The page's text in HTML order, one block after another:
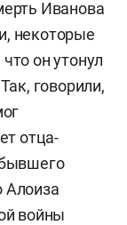
Иванова
некоторые
он утонул
говорили,
отца-
Алоиза
войны